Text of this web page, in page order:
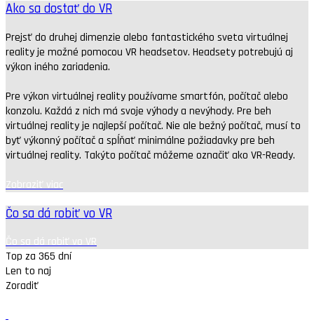
Ako sa dostať do VR
Prejsť do druhej dimenzie alebo fantastického sveta virtuálnej
reality je možné pomocou VR headsetov. Headsety potrebujú aj
výkon iného zariadenia.
Pre výkon virtuálnej reality používame smartfón, počítač alebo
konzolu. Každá z nich má svoje výhody a nevýhody. Pre beh
virtuálnej reality je najlepší počítač. Nie ale bežný počítač, musí to
byť výkonný počítač a spĺňať minimálne požiadavky pre beh
virtuálnej reality. Takýto počítač môžeme označiť ako VR-Ready.
Zobraziť viac
Čo sa dá robiť vo VR
Čo sa dá robiť vo VR
Top za 365 dní
Len to naj
Zoradiť